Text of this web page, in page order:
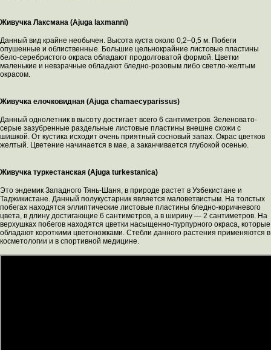
Живучка Лаксмана (Ajuga laxmanni)
Данный вид крайне необычен. Высота куста около 0,2–0,5 м. Побеги
опушенные и облиственные. Большие цельнокрайние листовые пластины
бело-серебристого окраса обладают продолговатой формой. Цветки
маленькие и невзрачные обладают бледно-розовым либо светло-желтым
окрасом.
Живучка елочковидная (Ajuga chamaecyparissus)
Данный однолетник в высоту достигает всего 6 сантиметров. Зеленовато-
серые зазубренные раздельные листовые пластины внешне схожи с
шишкой. От кустика исходит очень приятный сосновый запах. Окрас цветков
желтый. Цветение начинается в мае, а заканчивается глубокой осенью.
Живучка туркестанская (Ajuga turkestanica)
Это эндемик Западного Тянь-Шаня, в природе растет в Узбекистане и
Таджикистане. Данный полукустарник является маловетвистым. На толстых
побегах находятся эллиптические листовые пластины бледно-коричневого
цвета, в длину достигающие 6 сантиметров, а в ширину ― 2 сантиметров. На
верхушках побегов находятся цветки насыщенно-пурпурного окраса, которые
обладают короткими цветоножками. Стебли данного растения применяются в
косметологии и в спортивной медицине.